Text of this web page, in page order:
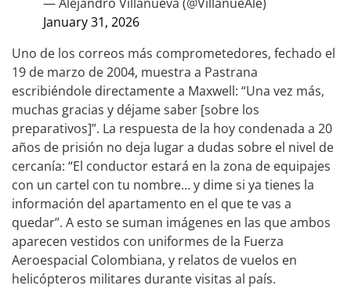
— Alejandro Villanueva (@VillanueAle)
January 31, 2026
Uno de los correos más comprometedores, fechado el
19 de marzo de 2004, muestra a Pastrana
escribiéndole directamente a Maxwell: “Una vez más,
muchas gracias y déjame saber [sobre los
preparativos]”. La respuesta de la hoy condenada a 20
años de prisión no deja lugar a dudas sobre el nivel de
cercanía: “El conductor estará en la zona de equipajes
con un cartel con tu nombre… y dime si ya tienes la
información del apartamento en el que te vas a
quedar”. A esto se suman imágenes en las que ambos
aparecen vestidos con uniformes de la Fuerza
Aeroespacial Colombiana, y relatos de vuelos en
helicópteros militares durante visitas al país.